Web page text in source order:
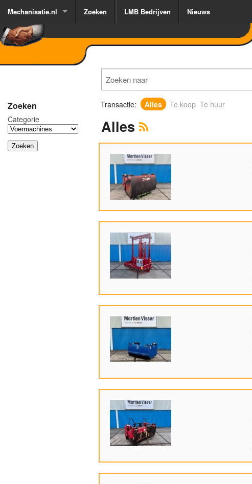
Mechanisatie.nl Zoeken LMB Bedrijven Nieuws
Zoeken
Categorie
Transactie: Alles Te koop Te huur
Alles